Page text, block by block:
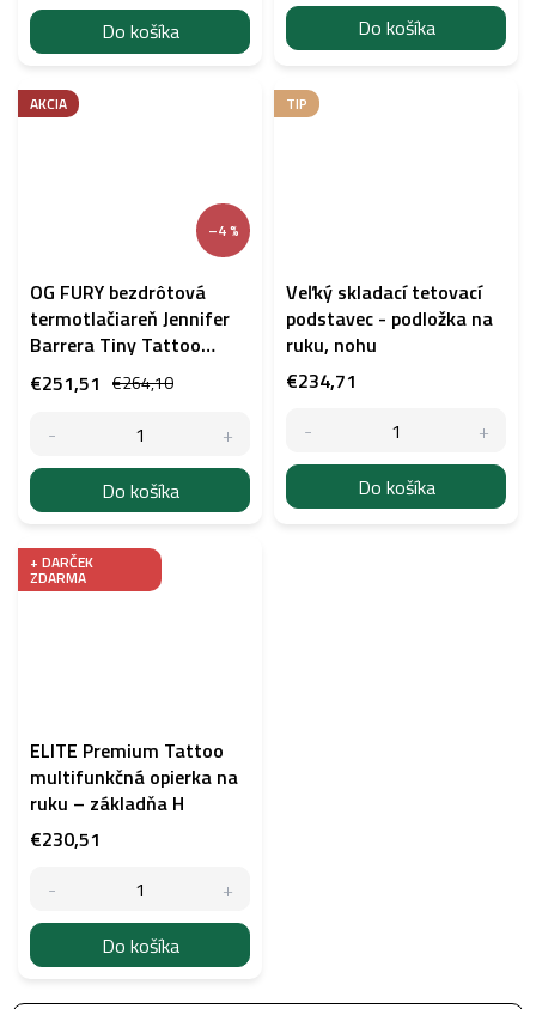
Do košíka Do košíka
AKCIA
–4 %
OG FURY bezdrôtová
termotlačiareň Jennifer
Barrera Tiny Tattoo
ružová
€264,10
€251,51
Do košíka
TIP
Veľký skladací tetovací
podstavec - podložka na
ruku, nohu
€234,71
Do košíka
+ DARČEK
ZDARMA
ELITE Premium Tattoo
multifunkčná opierka na
ruku – základňa H
€230,51
Do košíka